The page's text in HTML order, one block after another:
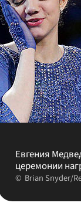
Евгения
церемонии
Brian Snyder/